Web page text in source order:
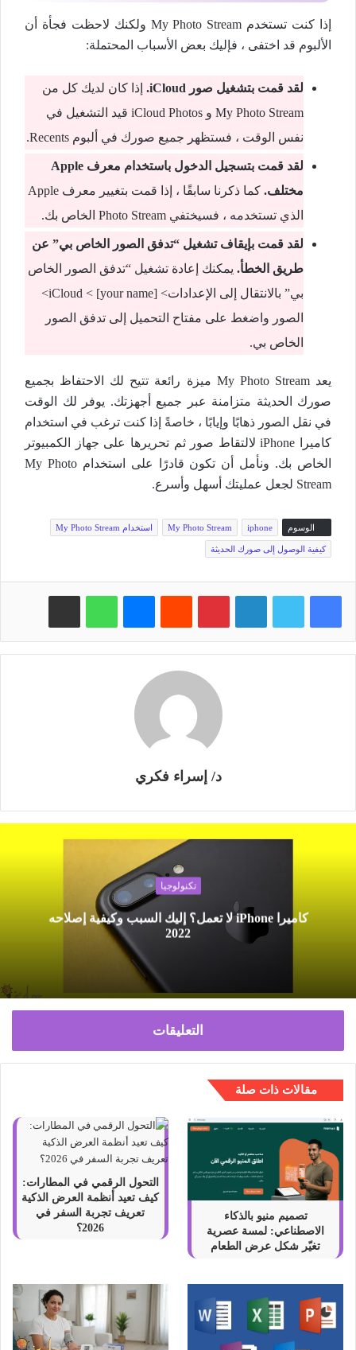
إذا كنت تستخدم My Photo Stream ولكنك لاحظت فجأة أن
الألبوم قد اختفى ، فإليك بعض الأسباب المحتملة:
لقد قمت بتشغيل صور
إذا كان لديك كل من
My Photo Stream و iCloud Photos قيد التشغيل في
نفس الوقت ، فستظهر جميع صورك في ألبوم Recents.
لقد قمت بتسجيل الدخول باستخدام معرف
مختلف.
كما ذكرنا سابقًا ، إذا قمت بتغيير معرف Apple
الذي تستخدمه ، فسيختفي Photo Stream الخاص بك.
لقد قمت بإيقاف تشغيل “تدفق الصور الخاص بي” عن
طريق الخطأ. يمكنك إعادة تشغيل “تدفق الصور الخاص
بي” بالانتقال إلى الإعدادات> [your name] > iCloud>
الصور واضغط على مفتاح التحميل إلى تدفق الصور
الخاص بي.
يعد My Photo Stream ميزة رائعة تتيح لك الاحتفاظ بجميع
صورك الحديثة متزامنة عبر جميع أجهزتك. يوفر لك الوقت
في نقل الصور ذهابًا وإيابًا ، خاصةً إذا كنت ترغب في استخدام
كاميرا iPhone لالتقاط صور ثم تحريرها على جهاز الكمبيوتر
الخاص بك. ونأمل أن تكون قادرًا على استخدام My Photo
Stream لجعل عمليتك أسهل وأسرع.
الوسوم iphone
My Photo Stream استخدام My Photo Stream
كيفية الوصول إلى صورك الحديثة
فيسبوك لينكدإن بينتيريست واتساب
د/ إسراء فكري
تكنولوجيا
كاميرا iPhone لا تعمل؟ إليك السبب وكيفية إصلاحه
2022
التعليقات
مقالات ذات صلة
تصميم منيو بالذكاء
الاصطناعي: لمسة عصرية
تغيّر شكل عرض الطعام
التحول الرقمي في المطارات:
كيف تعيد أنظمة العرض الذكية
تعريف تجربة السفر في
2026؟